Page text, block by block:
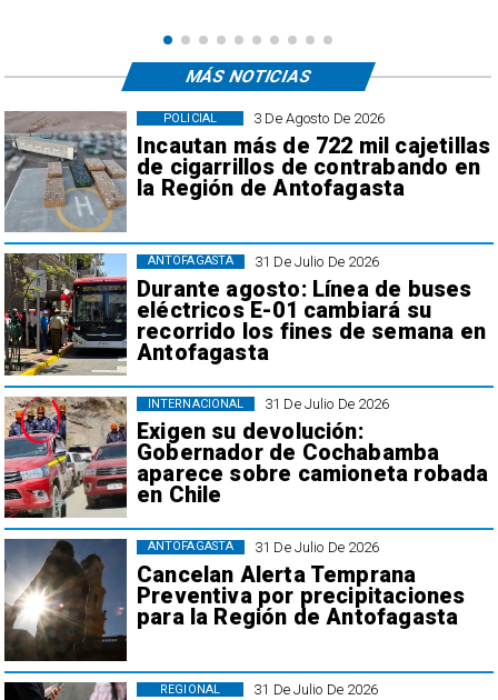
3 De Agosto De 2026
Incautan más de 722 mil cajetillas
de cigarrillos de contrabando en
la Región de Antofagasta
POLICIAL
31 De Julio De 2026
Durante agosto: Línea de buses
eléctricos E-01 cambiará su
recorrido los fines de semana en
Antofagasta
ANTOFAGASTA
31 De Julio De 2026
Exigen su devolución:
Gobernador de Cochabamba
aparece sobre camioneta robada
en Chile
INTERNACIONAL
31 De Julio De 2026
Cancelan Alerta Temprana
Preventiva por precipitaciones
para la Región de Antofagasta
ANTOFAGASTA
31 De Julio De 2026
REGIONAL
MÁS NOTICIAS